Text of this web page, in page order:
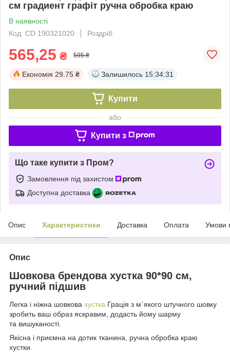
см градиент графіт ручна обробка краю
В наявності
Код: CD 190321020
Роздріб
565,25 ₴ 595 ₴
Економія 29.75 ₴ Залишилось 15:34:31
Купити
або
Купити з
Що таке купити з Пром?
Замовлення під захистом
Доступна доставка
Опис Характеристики Доставка Оплата Умови
Опис
Шовкова брендова хустка 90*90 см,
ручний підшив
Легка і ніжна шовкова хустка Грація з м`якого штучного шовку
зробить ваш образ яскравим, додасть йому шарму
та вишуканості.
Якісна і приємна на дотик тканина, ручна обробка краю
хустки.